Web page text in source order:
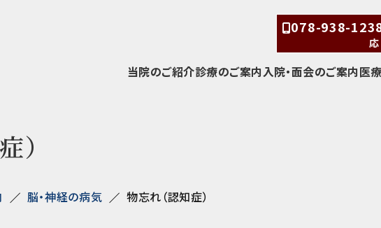
078-938-
応
当院のご紹介診療のご案内入院・面会のご案内医
）
脳・神経の病気 物忘れ（認知症）